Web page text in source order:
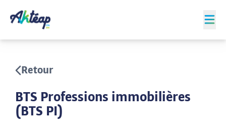
Retour
BTS Professions immobilières
(BTS PI)